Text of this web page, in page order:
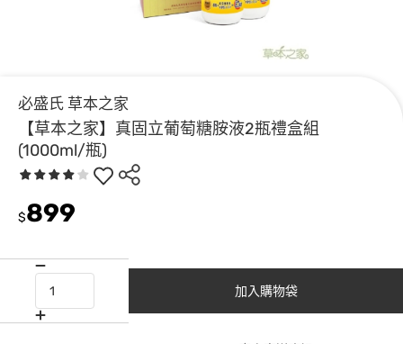
必盛氏 草本之家
【草本之家】真固立葡萄糖胺液2瓶禮盒組
(1000ml/瓶)
$899
加入購物袋